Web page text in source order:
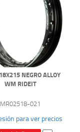
NEGRO ALLOY
WM RIDEIT
MR02518-021
para ver precios